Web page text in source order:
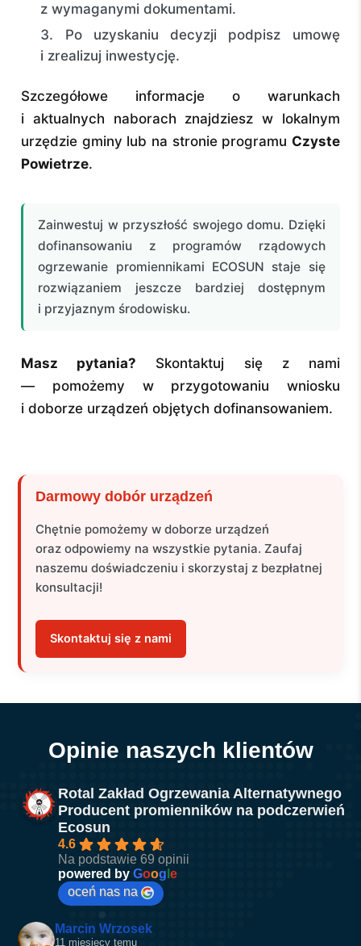
z wymaganymi dokumentami.
Po uzyskaniu decyzji podpisz umowę
i zrealizuj inwestycję.
Szczegółowe informacje o warunkach
i aktualnych naborach znajdziesz w lokalnym
urzędzie gminy lub na stronie programu Czyste
Powietrze.
Zainwestuj w przyszłość swojego domu. Dzięki
dofinansowaniu z programów rządowych
ogrzewanie promiennikami ECOSUN staje się
rozwiązaniem jeszcze bardziej dostępnym
i przyjaznym środowisku.
Masz pytania? Skontaktuj się z nami
— pomożemy w przygotowaniu wniosku
i doborze urządzeń objętych dofinansowaniem.
Darmowy dobór urządzeń
Chętnie pomożemy w doborze urządzeń
oraz odpowiemy na wszystkie pytania. Zaufaj
naszemu doświadczeniu i skorzystaj z bezpłatnej
konsultacji!
Skontaktuj się z nami
Opinie naszych klientów
Rotal Zakład Ogrzewania Alternatywnego
Producent promienników na podczerwień
Ecosun
4.6
Na podstawie 69 opinii
powered byGoog le
oceń nas na
Marcin Wrzosek
11 miesięcy temu